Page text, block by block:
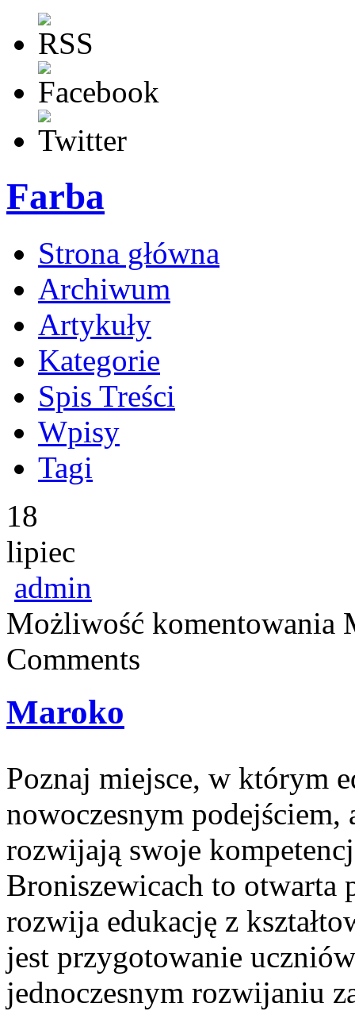
Farba
Strona główna
Archiwum
Artykuły
Kategorie
Spis Treści
Wpisy
Tagi
18
lipiec
admin
Możliwość komentowania
Comments
Maroko
Poznaj miejsce, w którym
nowoczesnym
rozwijają swoje
Broniszewicach to otwarta
rozwija edukację z
jest przygotowanie
jednoczesnym rozwijaniu